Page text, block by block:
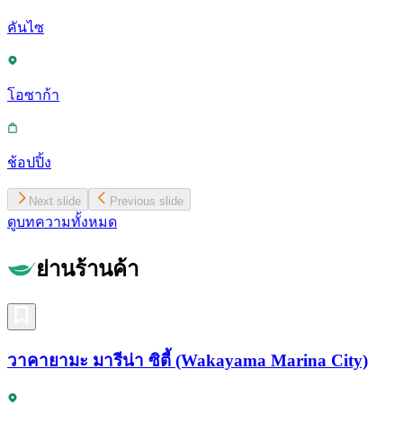
คันไซ
โอซาก้า
ช้อปปิ้ง
Next slide Previous slide
ดูบทความทั้งหมด
ย่านร้านค้า
วาคายามะ มารีน่า ซิตี้ (Wakayama Marina City)